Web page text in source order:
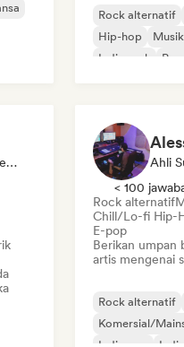
Rock alternatif
Hip-hop
Indie rock
Media/Jurnalis, Kurator Media Sosial, Ahli Suara
Ahli
< 100
Rock alternatif
Chill/Lo-fi Hip-
E-pop
Berikan umpan
artis mengenai
Rock alternatif
Komersial/